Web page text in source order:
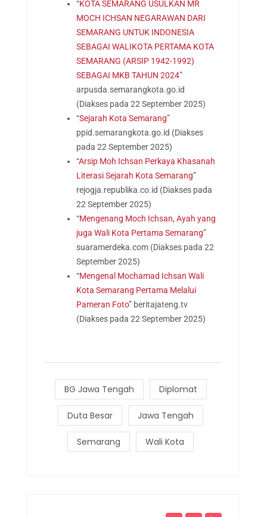
“KOTA SEMARANG USULKAN MR
MOCH ICHSAN NEGARAWAN DARI
SEMARANG UNTUK INDONESIA
SEBAGAI WALIKOTA PERTAMA KOTA
SEMARANG (ARSIP 1942-1992)
SEBAGAI MKB TAHUN 2024”
arpusda.semarangkota.go.id
(Diakses pada 22 September 2025)
“Sejarah Kota Semarang”
ppid.semarangkota.go.id (Diakses
pada 22 September 2025)
“Arsip Moh Ichsan Perkaya Khasanah
Literasi Sejarah Kota Semarang”
rejogja.republika.co.id (Diakses pada
22 September 2025)
“Mengenang Moch Ichsan, Ayah yang
juga Wali Kota Pertama Semarang”
suaramerdeka.com (Diakses pada 22
September 2025)
“Mengenal Mochamad Ichsan Wali
Kota Semarang Pertama Melalui
Pameran Foto” beritajateng.tv
(Diakses pada 22 September 2025)
BG Jawa Tengah Diplomat
Duta Besar Jawa Tengah
Semarang Wali Kota